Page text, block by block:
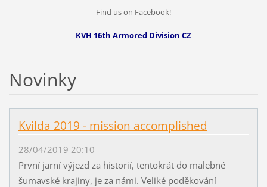
Find us on Facebook!
KVH 16th Armored Division CZ
Novinky
Kvilda 2019 - mission accomplished
28/04/2019 20:10
První jarní výjezd za historií, tentokrát do malebné
šumavské krajiny, je za námi. Veliké poděkování